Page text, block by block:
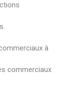
à
commerciaux